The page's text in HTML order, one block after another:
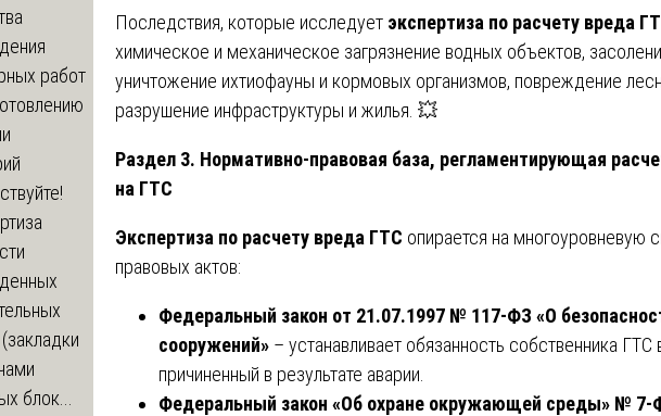
Последствия, которые исследует экспертиза по расчету вреда
химическое и механическое загрязнение водных объектов,
уничтожение ихтиофауны и кормовых организмов, повреждение
разрушение инфраструктуры и жилья. 💥
Раздел 3. Нормативно-правовая база, регламентирующая
на ГТС
Экспертиза по расчету вреда ГТС опирается на многоуровневую
правовых актов:
Федеральный закон от 21.07.1997 № 117-ФЗ «О
сооружений» – устанавливает обязанность собственника ГТС
причиненный в результате аварии.
Федеральный закон «Об охране окружающей среды» № 7-
работ
блок...